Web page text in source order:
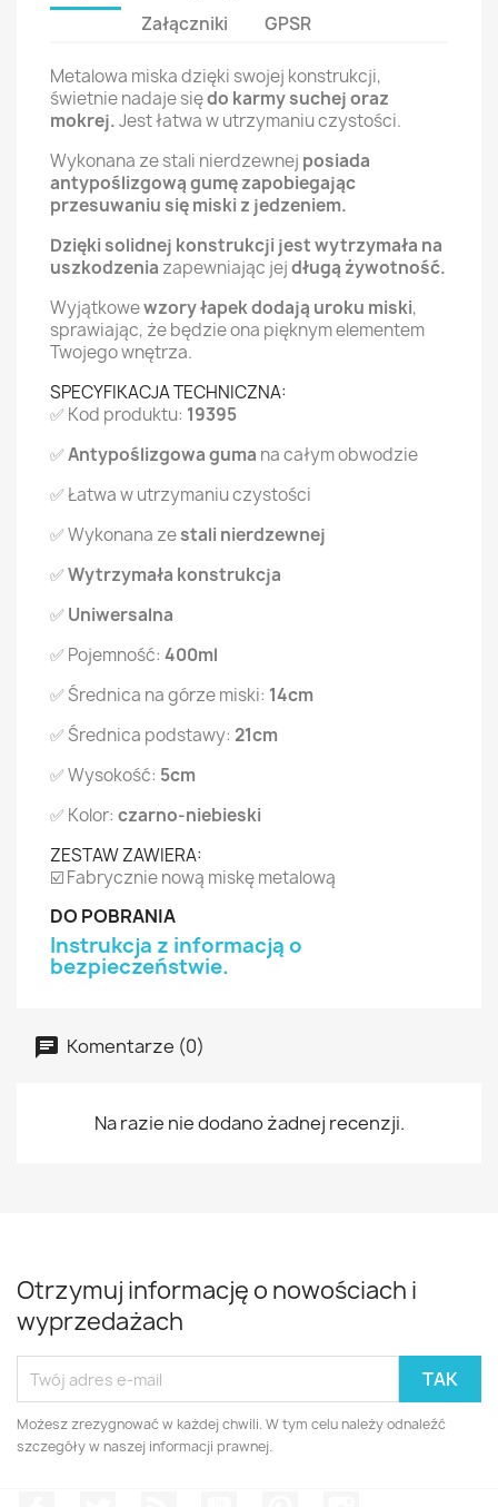
Załączniki
GPSR
Metalowa miska dzięki swojej konstrukcji,
świetnie nadaje siędo karmy suchej oraz
mokrej.Jest łatwa w utrzymaniu czystości.
Wykonana ze stali nierdzewnej posiada
antypoślizgową gumę zapobiegając
przesuwaniu się miski z jedzeniem.
Dzięki solidnej konstrukcji jest wytrzymała na
uszkodzenia zapewniając jejdługą żywotność.
Wyjątkowewzory łapek dodają uroku miski,
sprawiając, że będzie ona pięknym elementem
Twojego wnętrza.
SPECYFIKACJA TECHNICZNA:
✅ Kod produktu: 19395
✅Antypoślizgowa guma na całym obwodzie
✅ Łatwa w utrzymaniu czystości
✅ Wykonana zestali nierdzewnej
✅Wytrzymała konstrukcja
✅ Uniwersalna
✅ Pojemność: 400ml
✅ Średnica na górze miski: 14cm
✅ Średnica podstawy: 21cm
✅ Wysokość: 5cm
✅ Kolor: czarno-niebieski
ZESTAW ZAWIERA:
☑️ Fabrycznie nową miskę metalową
DO POBRANIA
Instrukcja z informacją o
bezpieczeństwie.
Komentarze (0)
Na razie nie dodano żadnej recenzji.
Otrzymuj informację o nowościach i
wyprzedażach
Możesz zrezygnować w każdej chwili. W tym celu należy odnaleźć
szczegóły w naszej informacji prawnej.